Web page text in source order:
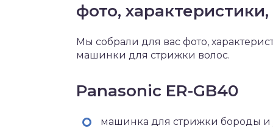
фото,
Мы собрали для вас фото,
машинки для стрижки волос.
Panasonic ER-GB40
машинка для стрижки бороды и